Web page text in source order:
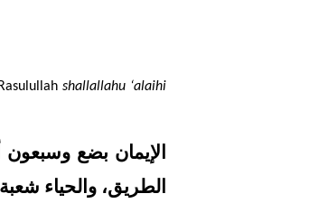
shallallahu ‘alaihi
الطريق، والحياء